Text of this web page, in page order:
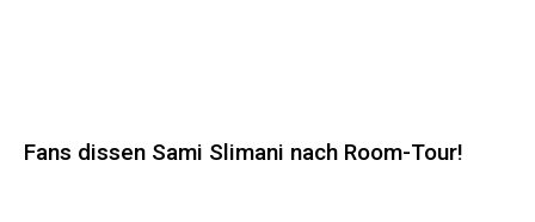
Fans dissen Sami Slimani nach Room-Tour!